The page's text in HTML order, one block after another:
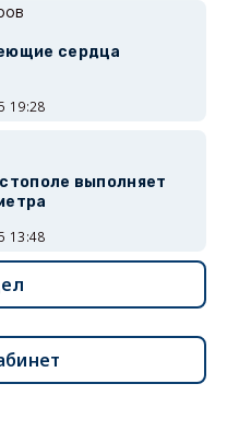
сердца
19:28
выполняет
13:48